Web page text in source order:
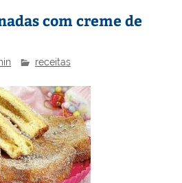
ai
com creme de
receitas